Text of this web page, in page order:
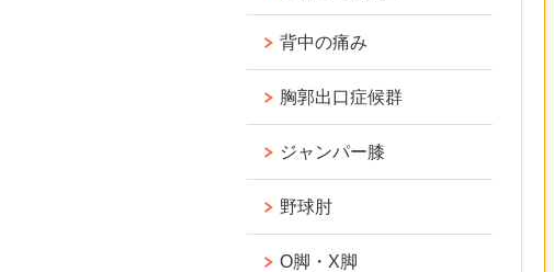
背中の痛み
胸郭出口症候群
ジャンパー膝
野球肘
O脚・X脚